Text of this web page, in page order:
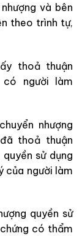
và bên
theo trình tự,
thoả thuận
có người làm
nhượng
thoả thuận
sử dụng
của người làm
quyền sử
có thẩm